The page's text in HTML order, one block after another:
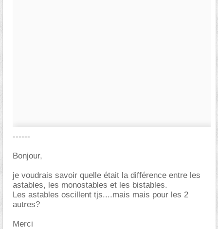
------
Bonjour,
je voudrais savoir quelle était la différence entre les
astables, les monostables et les bistables.
Les astables oscillent tjs....mais mais pour les 2
autres?
Merci